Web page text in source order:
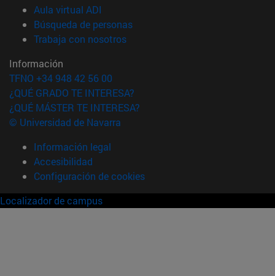
Aula virtual ADI
Búsqueda de personas(abre en nueva ventana)
Trabaja con nosotros(abre en nueva ventana)
Información
TFNO +34 948 42 56 00
¿QUÉ GRADO TE INTERESA?
¿QUÉ MÁSTER TE INTERESA?
© Universidad de Navarra
Información legal
Accesibilidad
Configuración de cookies
Localizador de campus